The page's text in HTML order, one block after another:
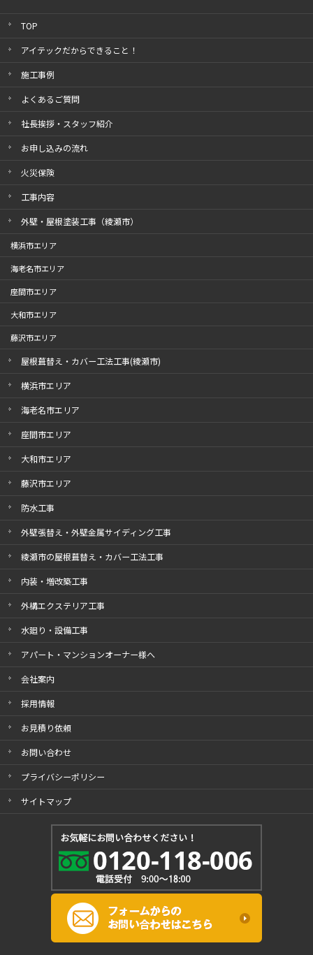
TOP
アイテックだからできること！
施工事例
よくあるご質問
社長挨拶・スタッフ紹介
お申し込みの流れ
火災保険
工事内容
外壁・屋根塗装工事（綾瀬市）
横浜市エリア
海老名市エリア
座間市エリア
大和市エリア
藤沢市エリア
屋根葺替え・カバー工法工事(綾瀬市)
横浜市エリア
海老名市エリア
座間市エリア
大和市エリア
藤沢市エリア
防水工事
外壁張替え・外壁金属サイディング工事
綾瀬市の屋根葺替え・カバー工法工事
内装・増改築工事
外構エクステリア工事
水廻り・設備工事
アパート・マンションオーナー様へ
会社案内
採用情報
お見積り依頼
お問い合わせ
プライバシーポリシー
サイトマップ